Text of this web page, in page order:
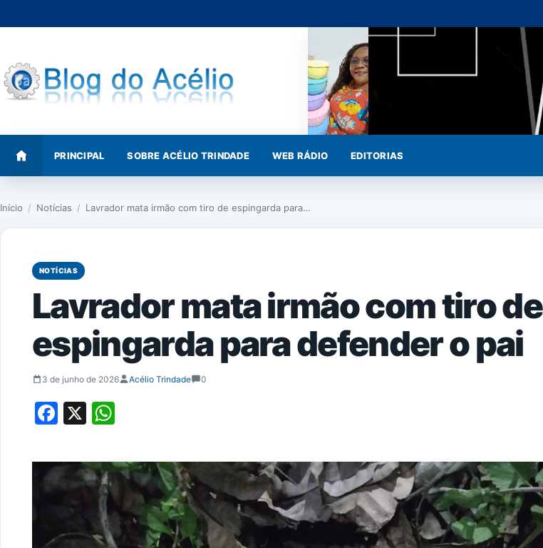
para
conteúdo
PRINCIPAL SOBRE ACÉLIO TRINDADE WEB RÁDIO EDITORIAS
Início / Notícias / Lavrador mata irmão com tiro de espingarda para…
NOTÍCIAS
Lavrador mata irmão com tiro de
espingarda para defender o pai
3 de junho de 2026 Acélio Trindade 0
Facebook
X